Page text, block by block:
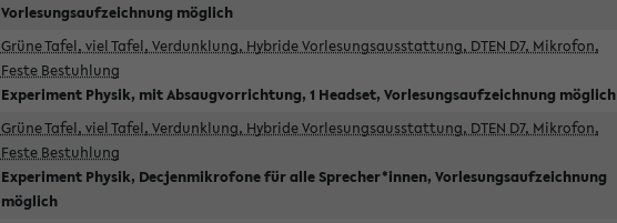
Vorlesungsaufzeichnung möglich
Grüne Tafel, viel Tafel, Verdunklung, Hybride Vorlesungsausstattung, DTEN D7, Mikrofon,
Feste Bestuhlung
Experiment Physik, mit Absaugvorrichtung, 1 Headset, Vorlesungsaufzeichnung möglich
Grüne Tafel, viel Tafel, Verdunklung, Hybride Vorlesungsausstattung, DTEN D7, Mikrofon,
Feste Bestuhlung
Experiment Physik, Decjenmikrofone für alle Sprecher*innen, Vorlesungsaufzeichnung
möglich